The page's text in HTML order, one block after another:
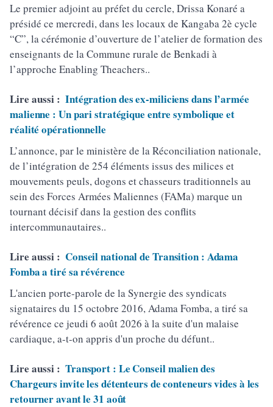
Le premier adjoint au préfet du cercle, Drissa Konaré a
présidé ce mercredi, dans les locaux de Kangaba 2è cycle
“C”, la cérémonie d’ouverture de l’atelier de formation des
enseignants de la Commune rurale de Benkadi à
l’approche Enabling Theachers..
Lire aussi : Intégration des ex-miliciens dans l’armée
malienne : Un pari stratégique entre symbolique et
réalité opérationnelle
L’annonce, par le ministère de la Réconciliation nationale,
de l’intégration de 254 éléments issus des milices et
mouvements peuls, dogons et chasseurs traditionnels au
sein des Forces Armées Maliennes (FAMa) marque un
tournant décisif dans la gestion des conflits
intercommunautaires..
Lire aussi : Conseil national de Transition : Adama
Fomba a tiré sa révérence
L'ancien porte-parole de la Synergie des syndicats
signataires du 15 octobre 2016, Adama Fomba, a tiré sa
révérence ce jeudi 6 août 2026 à la suite d'un malaise
cardiaque, a-t-on appris d'un proche du défunt..
Lire aussi : Transport : Le Conseil malien des
Chargeurs invite les détenteurs de conteneurs vides à les
retourner avant le 31 août